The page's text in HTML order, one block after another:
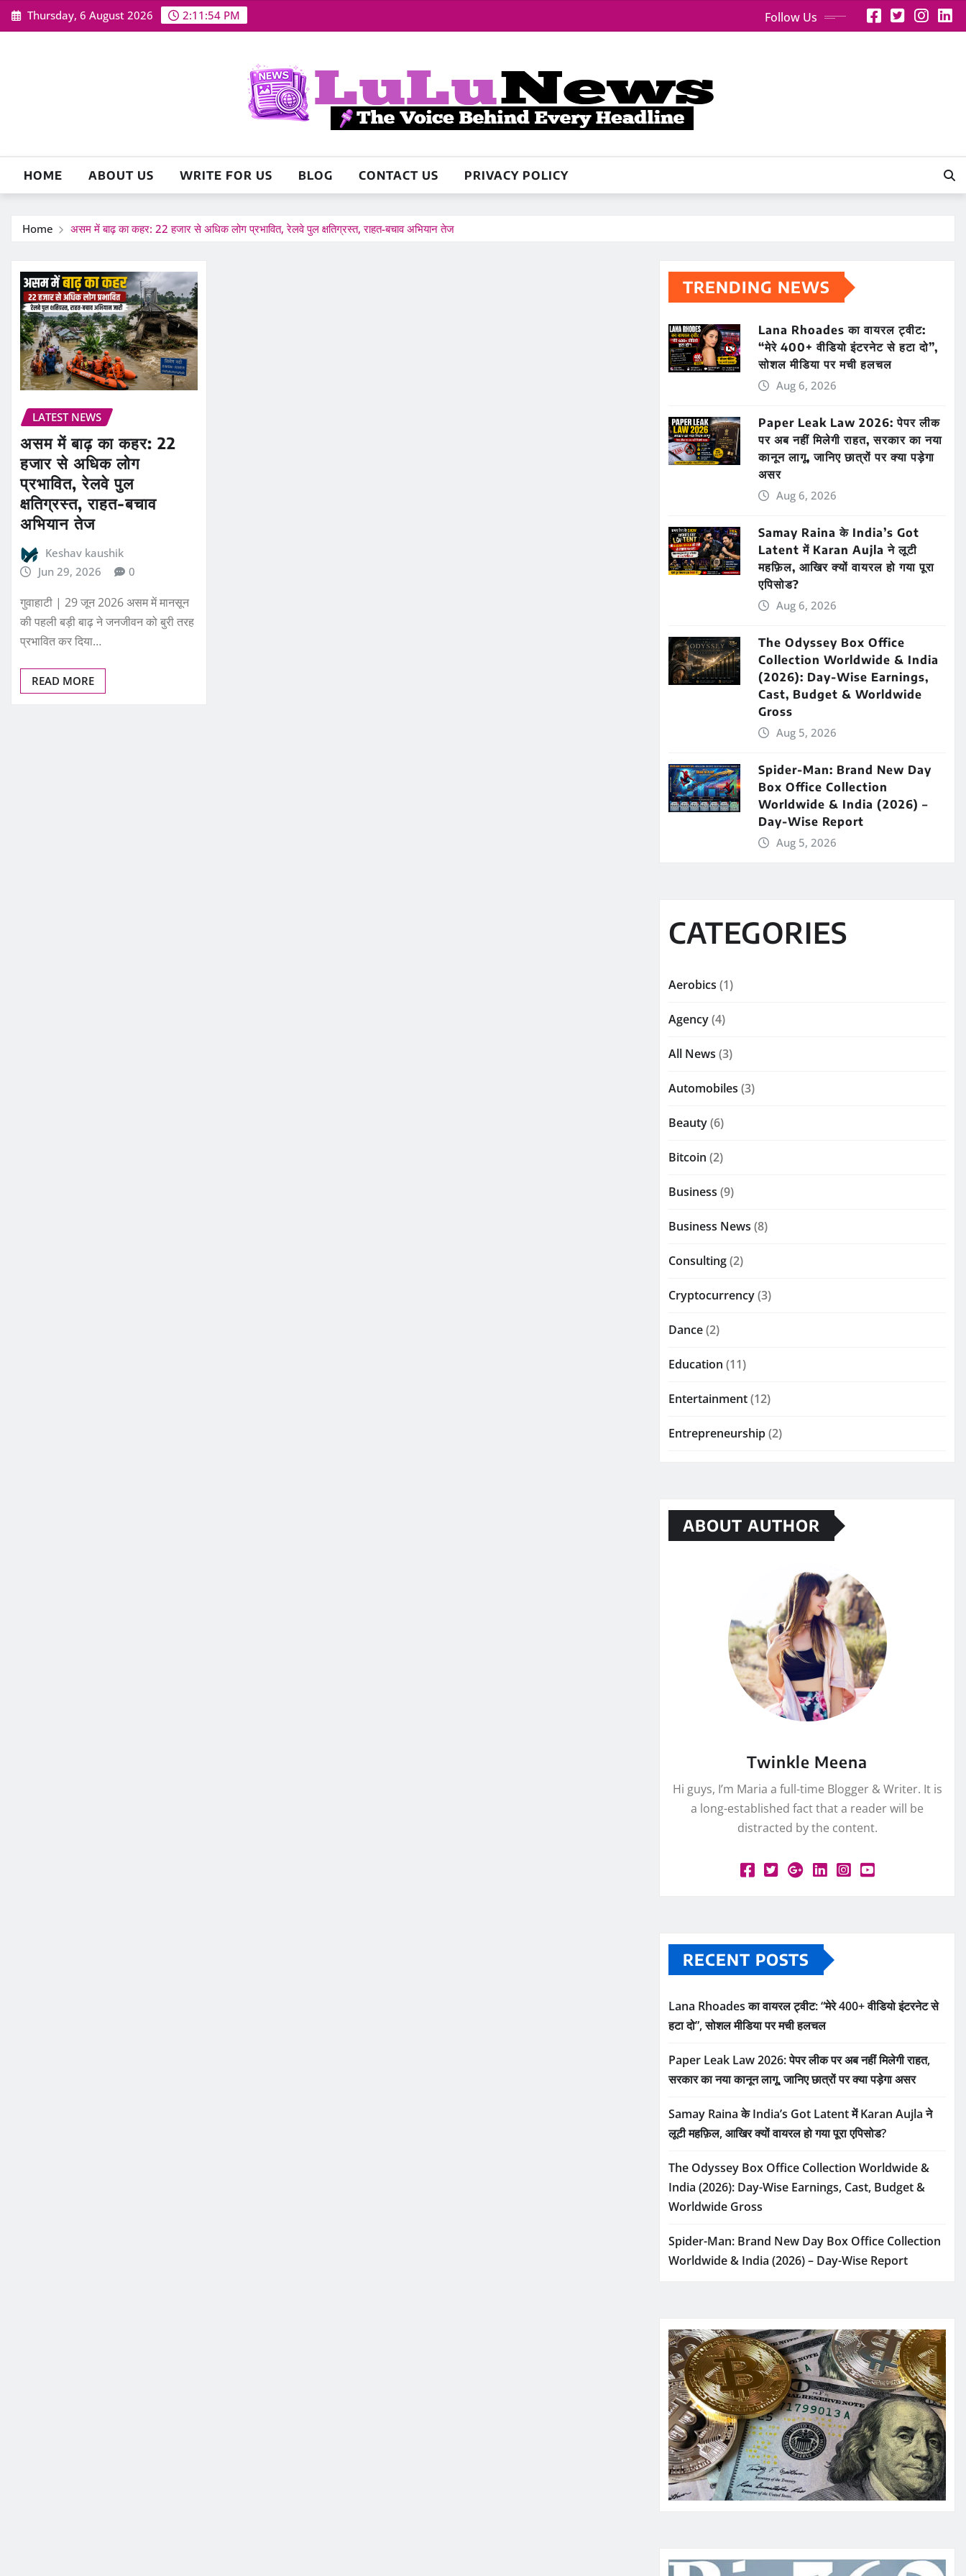
Skip
to
Thursday, 6 August 2026 2:11:55 PM Follow Us
HOME ABOUT US WRITE FOR US BLOG CONTACT US PRIVACY POLICY
Home असम में बाढ़ का कहर: 22 हजार से अधिक लोग प्रभावित, रेलवे पुल क्षतिग्रस्त, राहत-बचाव अभियान तेज
LATEST NEWS
असम में बाढ़ का कहर: 22
हजार से अधिक लोग
प्रभावित, रेलवे पुल
क्षतिग्रस्त, राहत-बचाव
अभियान तेज
Keshav kaushik
Jun 29, 2026
0
गुवाहाटी | 29 जून 2026 असम में मानसून
की पहली बड़ी बाढ़ ने जनजीवन को बुरी तरह
प्रभावित कर दिया…
READ MORE
TRENDING NEWS
Lana Rhoades का वायरल ट्वीट:
“मेरे 400+ वीडियो इंटरनेट से हटा दो”,
सोशल मीडिया पर मची हलचल
Aug 6, 2026
Paper Leak Law 2026: पेपर लीक
पर अब नहीं मिलेगी राहत, सरकार का नया
कानून लागू, जानिए छात्रों पर क्या पड़ेगा
असर
Aug 6, 2026
Samay Raina के India’s Got
Latent में Karan Aujla ने लूटी
महफ़िल, आखिर क्यों वायरल हो गया पूरा
एपिसोड?
Aug 6, 2026
The Odyssey Box Office
Collection Worldwide & India
(2026): Day-Wise Earnings,
Cast, Budget & Worldwide
Gross
Aug 5, 2026
Spider-Man: Brand New Day
Box Office Collection
Worldwide & India (2026) –
Day-Wise Report
Aug 5, 2026
CATEGORIES
Aerobics (1)
Agency(4)
All News (3)
Automobiles (3)
Beauty(6)
Bitcoin (2)
Business (9)
Business News (8)
Consulting(2)
Cryptocurrency(3)
Dance(2)
Education (11)
Entertainment(12)
Entrepreneurship(2)
ABOUT AUTHOR
Twinkle Meena
Hi guys, I’m Maria a full-time Blogger & Writer. It is
a long-established fact that a reader will be
distracted by the content.
RECENT POSTS
Lana Rhoades का वायरल ट्वीट: “मेरे 400+ वीडियो इंटरनेट से
हटा दो”, सोशल मीडिया पर मची हलचल
Paper Leak Law 2026: पेपर लीक पर अब नहीं मिलेगी राहत,
सरकार का नया कानून लागू, जानिए छात्रों पर क्या पड़ेगा असर
Samay Raina के India’s Got Latent में Karan Aujla ने
लूटी महफ़िल, आखिर क्यों वायरल हो गया पूरा एपिसोड?
The Odyssey Box Office Collection Worldwide &
India (2026): Day-Wise Earnings, Cast, Budget &
Worldwide Gross
Spider-Man: Brand New Day Box Office Collection
Worldwide & India (2026) – Day-Wise Report